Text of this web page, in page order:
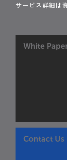
サービス詳細は
White
Contact Us